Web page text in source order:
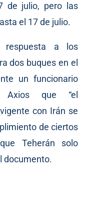
de julio, pero las
el 17 de julio.
a los
dos buques en el
un funcionario
Axios que “el
con Irán se
de ciertos
Teherán solo
documento.